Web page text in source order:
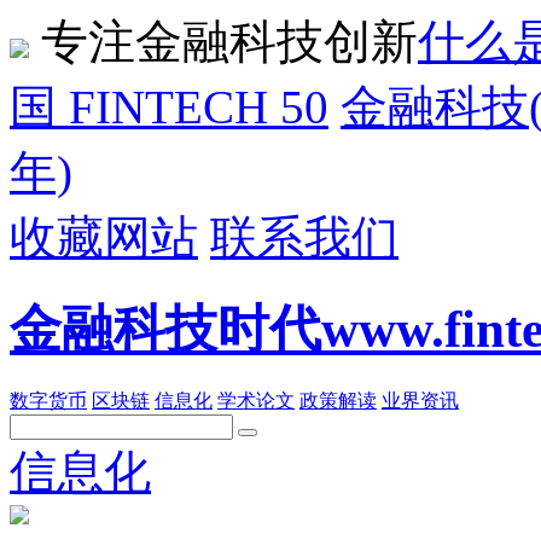
专注金融科技创新什么
国 FINTECH 50 金融科技
年)
收藏网站 联系我们
金融科技时代
数字货币 区块链 信息化 学术论文 政策解读 业界资讯
信息化